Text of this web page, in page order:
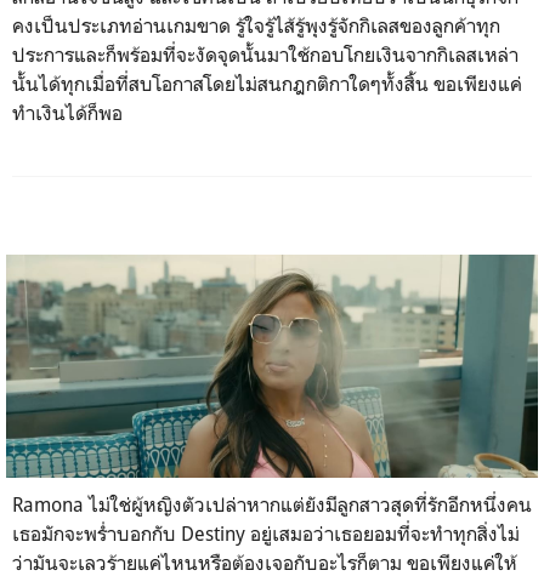
คงเป็นประเภทอ่านเกมขาด รู้ใจรู้ไส้รู้พุงรู้จักกิเลสของลูกค้าทุก
ประการและก็พร้อมที่จะงัดจุดนั้นมาใช้กอบโกยเงินจากกิเลสเหล่า
นั้นได้ทุกเมื่อที่สบโอกาสโดยไม่สนกฎกติกาใดๆทั้งสิ้น ขอเพียงแค่
ทำเงินได้ก็พอ
Ramonaไม่ใช่ผู้หญิงตัวเปล่าหากแต่ยังมีลูกสาวสุดที่รักอีกหนึ่งคน
เธอมักจะพร่ำบอกกับ Destiny อยู่เสมอว่าเธอยอมที่จะทำทุกสิ่งไม่
ว่ามันจะเลวร้ายแค่ไหนหรือต้องเจอกับอะไรก็ตาม ขอเพียงแค่ให้